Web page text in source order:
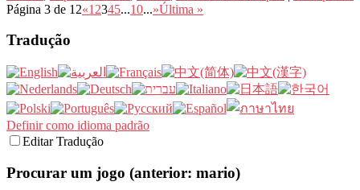
Página 3 de 12«1 2345...10...»Última »
Tradução
Definir como idioma padrão
Editar Tradução
Procurar um jogo (anterior: mario)